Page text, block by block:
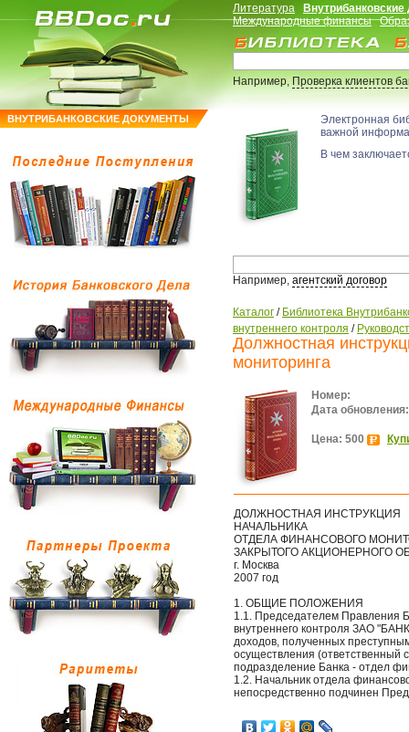
ВНУТРИБАНКОВСКИЕ ДОКУМЕНТЫ
Литература
Международные финансы
Например,Проверка клиентов
Электронная
важной
В чем
Например, агентский договор
Каталог / Библиотека
внутреннего контроля /
Должностная
мониторинга
Номер:
Дата обновления:
Цена: 500
ДОЛЖНОСТНАЯ ИНСТРУКЦИЯ
НАЧАЛЬНИКА
ОТДЕЛА ФИНАНСОВОГО
ЗАКРЫТОГО АКЦИОНЕРНОГО
г. Москва
2007 год
1. ОБЩИЕ ПОЛОЖЕНИЯ
1.1. Председателем Правления
внутреннего контроля ЗАО
доходов, полученных
осуществления (ответственный
подразделение Банка - отдел
1.2. Начальник отдела
непосредственно подчинен